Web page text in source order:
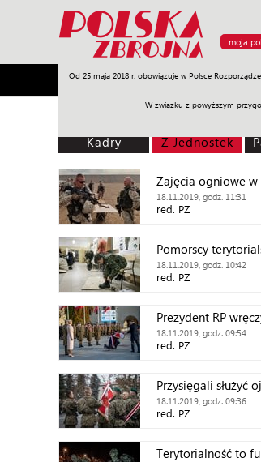
moja
Od 25 maja 2018 r. obowiązuje w Polsce
W związku z powyższym
Armia Poligon Sprzęt Misje
Kadry Z Jednostek
Zajęcia ogniowe w
18.11.2019, godz. 11:31
red. PZ
Pomorscy
18.11.2019, godz. 10:42
red. PZ
Prezydent RP
18.11.2019, godz. 09:54
red. PZ
Przysięgali służyć
18.11.2019, godz. 09:36
red. PZ
Terytorialność to